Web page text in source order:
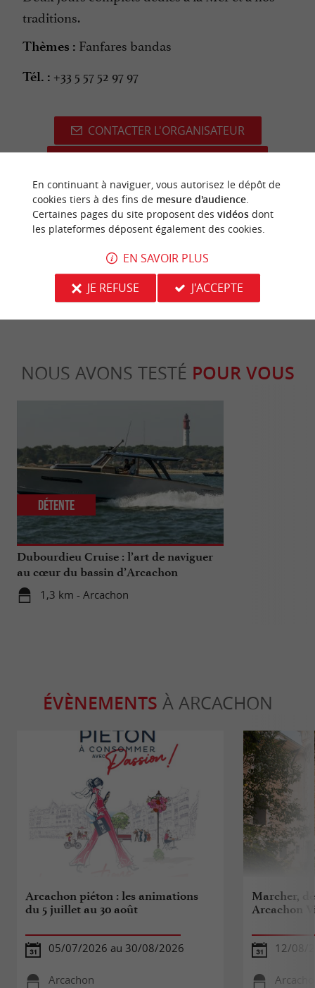
traditions.
Thèmes : Fanfares bandas
Tél. : +33 5 57 52 97 97
CONTACTER L'ORGANISATEUR
dernière mise à jour :
-Crédit photo :
BY-NC-ND 4.0
NOUS AVONS TESTÉ POUR VOUS
Dubourdieu Cruise : l’art de naviguer
au cœur du bassin d’Arcachon
1,3 km - Arcachon
Détente
ÉVÈNEMENTS À ARCACHON
Arcachon piéton : les animations
du 5 juillet au 30 août
05/07/2026 au 30/08/2026
Arcachon
Marcher,
Arcachon
12/08/
En continuant à naviguer, vous autorisez le dépôt de
cookies tiers à des fins de mesure d'audience.
Certaines pages du site proposent des vidéosdont
les plateformes déposent également des cookies.
EN SAVOIR PLUS
JE REFUSE
J'ACCEPTE